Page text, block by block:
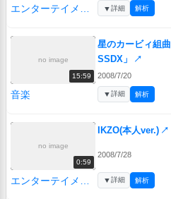
▼詳細 解析
no image
15:59
星のカービィ組
SSDX」
↗
2008/7/20
音楽 ▼詳細 解析
no image
0:59
IKZO(本人ver.) ↗
2008/7/28
▼詳細 解析